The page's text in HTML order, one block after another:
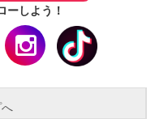
ーしよう！